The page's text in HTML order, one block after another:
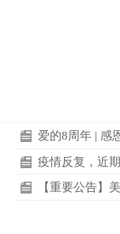
爱的8周年 | 感
疫情反复，近
【重要公告】